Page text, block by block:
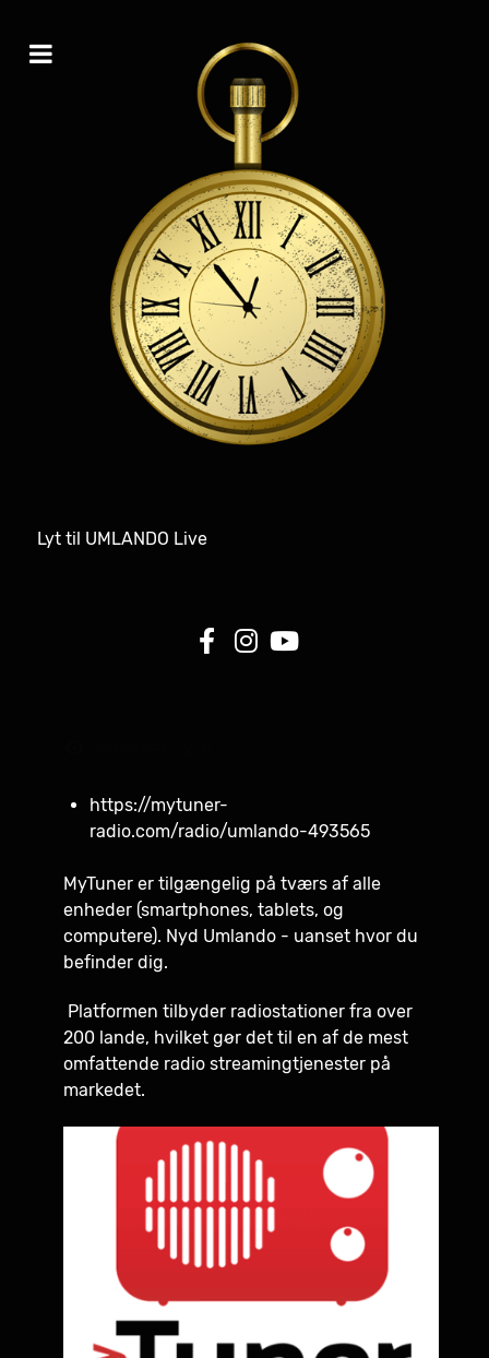
Lyt til UMLANDO Live
https://mytuner-
radio.com/radio/umlando-493565
MyTuner er tilgængelig på tværs af alle
enheder (smartphones, tablets, og
computere). Nyd Umlando - uanset hvor du
befinder dig.
Platformen tilbyder radiostationer fra over
200 lande, hvilket gør det til en af de mest
omfattende radio streamingtjenester på
markedet.